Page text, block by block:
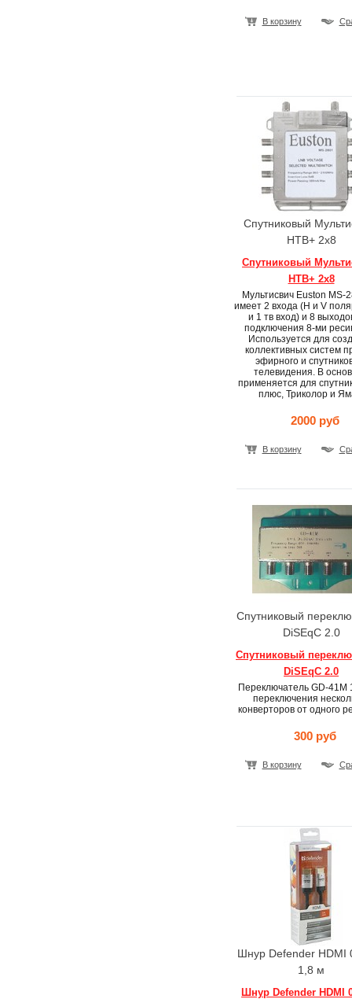
В корзину
Спутниковый
НТВ+ 2x8
Спутниковый
НТВ+ 2x8
Мультисвич Euston MS-
имеет 2 входа (H и V
и 1 тв вход) и 8
подключения 8-ми
Используется для
коллективных систем
эфирного и
телевидения. В
применяется для
плюс, Триколор и
2000 руб
В корзину
Спутниковый
DiSEqC 2.0
Спутниковый
DiSEqC 2.0
Переключатель GD-41M
переключения
конверторов от одного
300 руб
В корзину
Шнур Defender HDMI
1,8 м
Шнур Defender HDMI